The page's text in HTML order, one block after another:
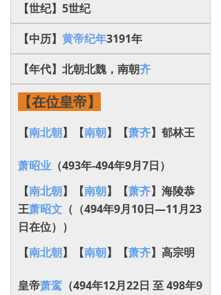
【世纪】5世纪
【中历】 黄帝纪年3191年
【年代】北朝北魏，南朝齐
【在位皇帝】
【南北朝】【南朝】【萧齐】郁林王
萧昭业 （493年-494年9月7日）
【南北朝】【南朝】【萧齐】海陵恭
王萧昭文 （（494年9月10日—11月23
日在位））
【南北朝】【南朝】【萧齐】高宗明
皇帝萧鸾 （494年12月22日 至 498年9